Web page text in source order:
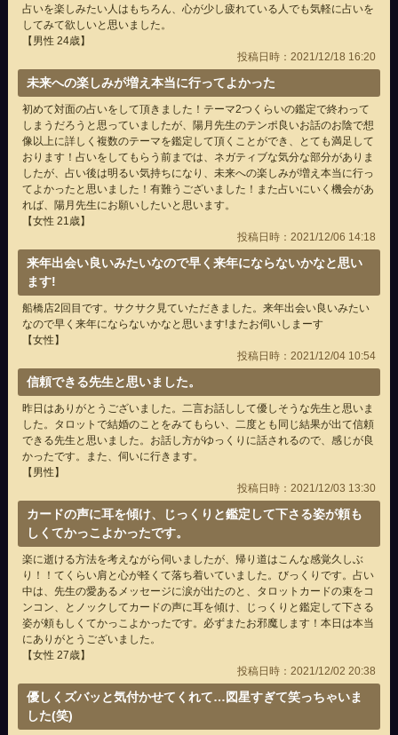
占いを楽しみたい人はもちろん、心が少し疲れている人でも気軽に占いを
してみて欲しいと思いました。
【男性 24歳】
投稿日時：2021/12/18 16:20
未来への楽しみが増え本当に行ってよかった
初めて対面の占いをして頂きました！テーマ2つくらいの鑑定で終わって
しまうだろうと思っていましたが、陽月先生のテンポ良いお話のお陰で想
像以上に詳しく複数のテーマを鑑定して頂くことができ、とても満足して
おります！占いをしてもらう前までは、ネガティブな気分な部分がありま
したが、占い後は明るい気持ちになり、未来への楽しみが増え本当に行っ
てよかったと思いました！有難うございました！また占いにいく機会があ
れば、陽月先生にお願いしたいと思います。
【女性 21歳】
投稿日時：2021/12/06 14:18
来年出会い良いみたいなので早く来年にならないかなと思い
ます!
船橋店2回目です。サクサク見ていただきました。来年出会い良いみたい
なので早く来年にならないかなと思います!またお伺いしまーす
【女性】
投稿日時：2021/12/04 10:54
信頼できる先生と思いました。
昨日はありがとうございました。二言お話しして優しそうな先生と思いま
した。タロットで結婚のことをみてもらい、二度とも同じ結果が出て信頼
できる先生と思いました。お話し方がゆっくりに話されるので、感じが良
かったです。また、伺いに行きます。
【男性】
投稿日時：2021/12/03 13:30
カードの声に耳を傾け、じっくりと鑑定して下さる姿が頼も
しくてかっこよかったです。
楽に逝ける方法を考えながら伺いましたが、帰り道はこんな感覚久しぶ
り！！てくらい肩と心が軽くて落ち着いていました。びっくりです。占い
中は、先生の愛あるメッセージに涙が出たのと、タロットカードの束をコ
ンコン、とノックしてカードの声に耳を傾け、じっくりと鑑定して下さる
姿が頼もしくてかっこよかったです。必ずまたお邪魔します！本日は本当
にありがとうございました。
【女性 27歳】
投稿日時：2021/12/02 20:38
優しくズバッと気付かせてくれて…図星すぎて笑っちゃいま
した(笑)